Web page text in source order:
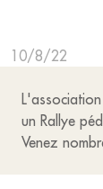
10/8/22
un Rallye
Venez